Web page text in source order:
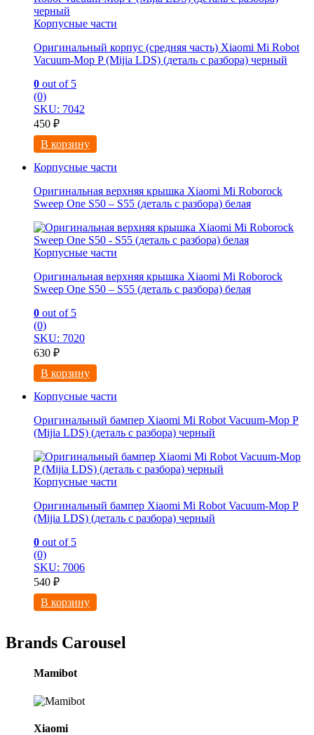
Корпусные части
Оригинальный корпус (средняя часть) Xiaomi Mi Robot
Vacuum-Mop P (Mijia LDS) (деталь с разбора) черный
0 out of 5
(0)
SKU: 7042
450 ₽
В корзину
Корпусные части
Оригинальная верхняя крышка Xiaomi Mi Roborock
Sweep One S50 – S55 (деталь с разбора) белая
Корпусные части
Оригинальная верхняя крышка Xiaomi Mi Roborock
Sweep One S50 – S55 (деталь с разбора) белая
0 out of 5
(0)
SKU: 7020
630 ₽
В корзину
Корпусные части
Оригинальный бампер Xiaomi Mi Robot Vacuum-Mop P
(Mijia LDS) (деталь с разбора) черный
Корпусные части
Оригинальный бампер Xiaomi Mi Robot Vacuum-Mop P
(Mijia LDS) (деталь с разбора) черный
0 out of 5
(0)
SKU: 7006
540 ₽
В корзину
Brands Carousel
Mamibot
Xiaomi